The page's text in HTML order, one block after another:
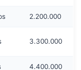
2.200.000
3.300.000
4.400.000